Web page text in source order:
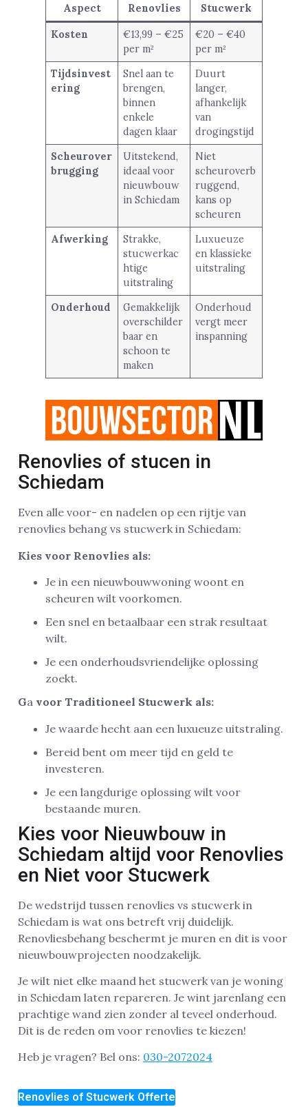
Aspect Renovlies Stucwerk
Kosten
€13,99 – €25
per m²
€20 – €40
per m²
Tijdsinvest
ering
Snel aan te
brengen,
binnen
enkele
dagen klaar
Duurt
langer,
afhankelijk
van
drogingstijd
Scheurover
brugging
Uitstekend,
ideaal voor
nieuwbouw
in Schiedam
Niet
scheuroverb
ruggend,
kans op
scheuren
Afwerking
Strakke,
stucwerkac
htige
uitstraling
Luxueuze
en klassieke
uitstraling
Onderhoud
Gemakkelijk
overschilder
baar en
schoon te
maken
Onderhoud
vergt meer
inspanning
Renovlies of stucen in
Schiedam
Even alle voor- en nadelen op een rijtje van
renovlies behang vs stucwerk in Schiedam:
Kies voor Renovlies als:
Je in een nieuwbouwwoning woont en
scheuren wilt voorkomen.
Een snel en betaalbaar een strak resultaat
wilt.
Je een onderhoudsvriendelijke oplossing
zoekt.
Ga voor Traditioneel Stucwerk als:
Je waarde hecht aan een luxueuze uitstraling.
Bereid bent om meer tijd en geld te
investeren.
Je een langdurige oplossing wilt voor
bestaande muren.
Kies voor Nieuwbouw in
Schiedam altijd voor Renovlies
en Niet voor Stucwerk
De wedstrijd tussen renovlies vs stucwerk in
Schiedam is wat ons betreft vrij duidelijk.
Renovliesbehang beschermt je muren en dit is voor
nieuwbouwprojecten noodzakelijk.
Je wilt niet elke maand het stucwerk van je woning
in Schiedam laten repareren. Je wint jarenlang een
prachtige wand zien zonder al teveel onderhoud.
Dit is de reden om voor renovlies te kiezen!
Heb je vragen? Bel ons: 030-2072024
Renovlies of Stucwerk Offerte